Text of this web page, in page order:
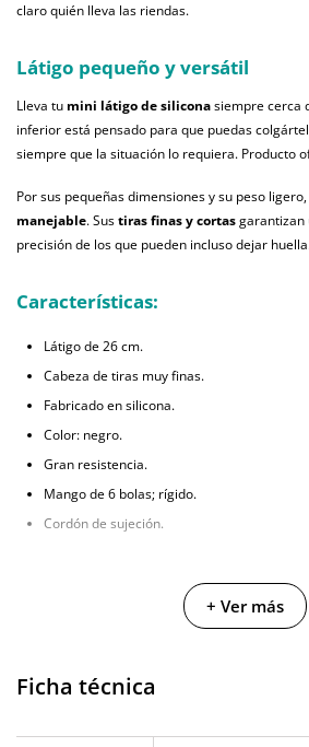
claro quién lleva las riendas.
Látigo pequeño y versátil
Lleva tu mini látigo de siliconasiempre cerca
inferior está pensado para que puedas
siempre que la situación lo requiera. Producto
Por sus pequeñas dimensiones y su peso
manejable. Sustiras finas y cortasgarantizan
precisión de los que pueden incluso dejar
Características:
Látigo de 26 cm.
Cabeza de tiras muy finas.
Fabricado en silicona.
Color: negro.
Gran resistencia.
Mango de 6 bolas; rígido.
Cordón de sujeción.
+ Ver más
Ficha técnica